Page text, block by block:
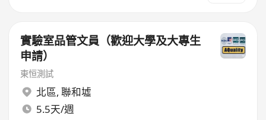
實驗室品管文員（歡迎大學及大專生
申請）
東恒測試
北區, 聯和墟
5.5天/週